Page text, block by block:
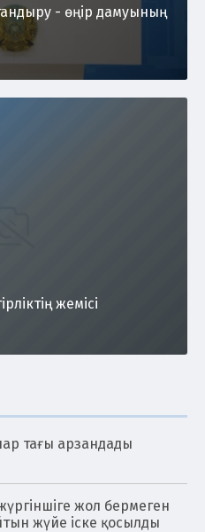
тағы арзандады
жол бермеген
жүйе іске қосылды
- өңір дамуының
жемісі